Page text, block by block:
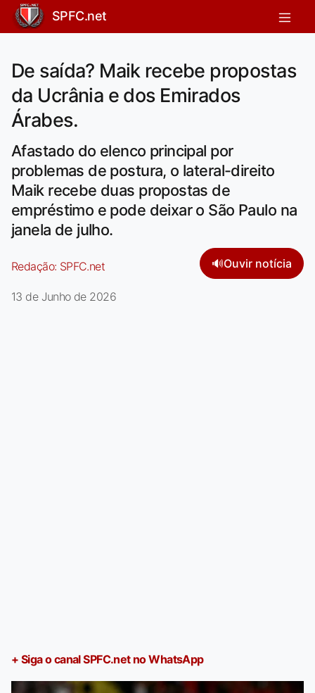
SPFC.net
De saída? Maik recebe propostas
da Ucrânia e dos Emirados
Árabes.
Afastado do elenco principal por
problemas de postura, o lateral-direito
Maik recebe duas propostas de
empréstimo e pode deixar o São Paulo na
janela de julho.
Redação: SPFC.net 🔊Ouvir notícia
13 de Junho de 2026
+ Siga o canal SPFC.net no WhatsApp